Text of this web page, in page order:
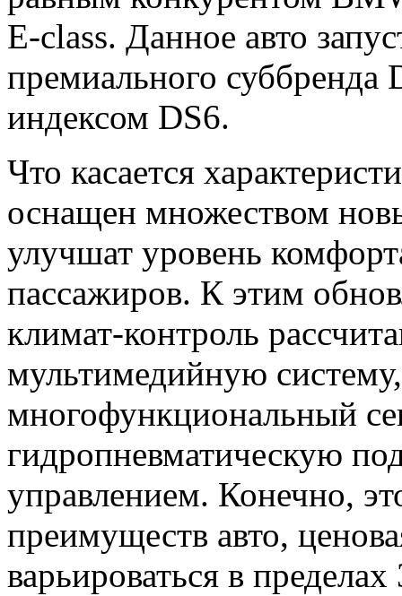
E-class. Данное авто
премиального суббренда
индексом DS6.
Что касается
оснащен множеством
улучшат уровень
пассажиров. К этим
климат-контроль
мультимедийную
многофункциональный
гидропневматическую
управлением. Конечно,
преимуществ авто,
варьироваться в